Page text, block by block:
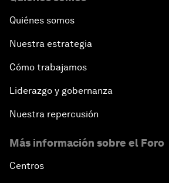
Quiénes somos
Nuestra estrategia
Cómo trabajamos
Liderazgo y gobernanza
Nuestra repercusión
Más información sobre el Foro
Centros